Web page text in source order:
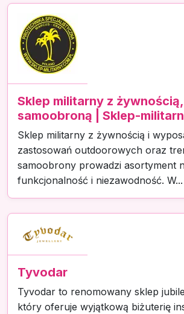
Sklep militarny z żywnością,
samoobroną | Sklep-
Sklep militarny z żywnością i
zastosowań outdoorowych oraz
samoobrony prowadzi asortyment
funkcjonalność i niezawodność. W...
Tyvodar
Tyvodar to renomowany sklep
który oferuje wyjątkową biżuterię